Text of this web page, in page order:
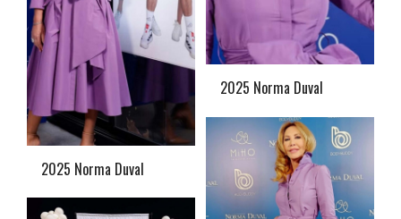
2025 Norma Duval
2025 Norma Duval